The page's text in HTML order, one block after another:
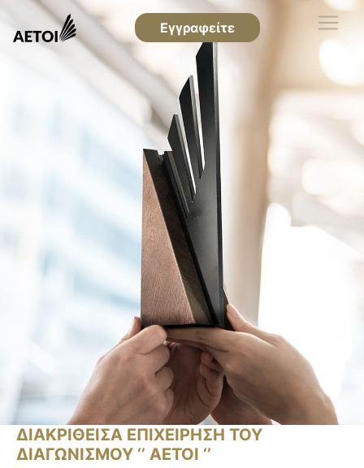
Εγγραφείτε
ΔΙΑΚΡΙΘΕΙΣΑ ΕΠΙΧΕΙΡΗΣΗ ΤΟΥ
ΔΙΑΓΩΝΙΣΜΟΥ ‘’ ΑΕΤΟΙ ‘’